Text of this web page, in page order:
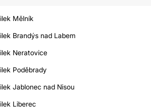
Mělník
Brandýs nad Labem
Neratovice
Poděbrady
Jablonec nad Nisou
Liberec